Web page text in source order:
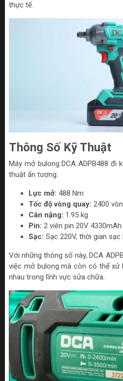
thực tế.
Thông Số Kỹ Thuật
Máy mở bulong DCA ADPB488
thuật ấn tượng:
Lực mở: 488 Nm
Tốc độ vòng quay: 2400
Cân nặng: 1.95 kg
Pin: 2 viên pin 20V 4330mAh
Sạc: Sạc 220V, thời gian
Với những thông số này, DCA
việc mở bulong mà còn có thể xử
nhau trong lĩnh vực sửa chữa.